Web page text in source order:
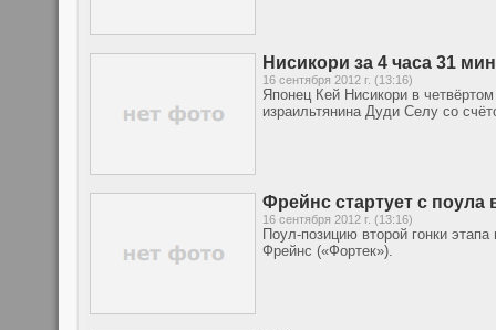
Нисикори за 4 часа 31
16 сентября 2012 г. (13:16)
Японец Кей Нисикори в
израильтянина Дуди Селу со
Фрейнс стартует с поула
16 сентября 2012 г. (13:16)
Поул-позицию второй гонки
Фрейнс («Фортек»).